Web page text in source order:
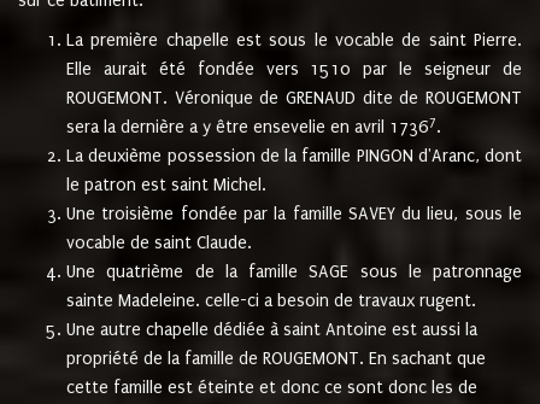
La première chapelle est sous le vocable de saint Pierre.
Elle aurait été fondée vers 1510 par le seigneur de
ROUGEMONT. Véronique de GRENAUD dite de ROUGEMONT
sera la dernière a y être ensevelie en avril 17367.
La deuxième possession de la famille PINGON d'Aranc, dont
le patron est saint Michel.
Une troisième fondée par la famille SAVEY du lieu, sous le
vocable de saint Claude.
Une quatrième de la famille SAGE sous le patronnage
sainte Madeleine. celle-ci a besoin de travaux rugent.
Une autre chapelle dédiée à saint Antoine est aussi la
propriété de la famille de ROUGEMONT. En sachant que
cette famille est éteinte et donc ce sont donc les de